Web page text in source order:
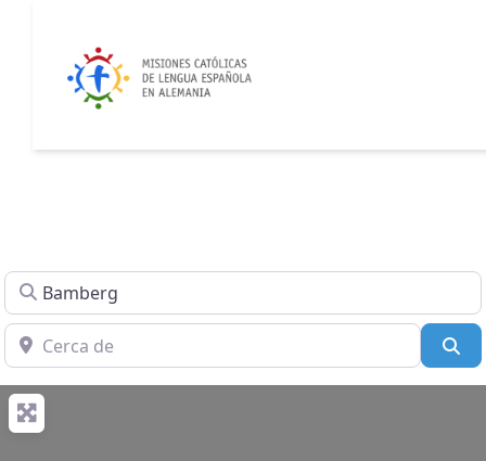
Buscar
Cerca de